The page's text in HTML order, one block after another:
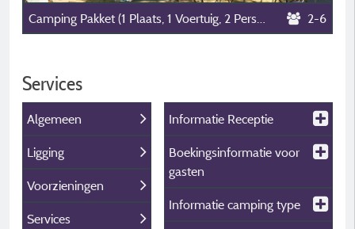
Camping Pakket (1 Plaats, 1 Voertuig, 2 Personen) 2-6
Services
Algemeen
Ligging
Voorzieningen
Services
Informatie Receptie
Boekingsinformatie voor
gasten
Informatie camping type